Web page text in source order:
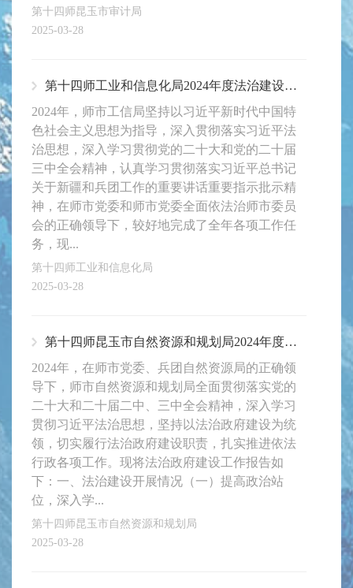
第十四师昆玉市审计局
2025-03-28
第十四师工业和信息化局2024年度法治建设工作报告
2024年，师市工信局坚持以习近平新时代中国特
色社会主义思想为指导，深入贯彻落实习近平法
治思想，深入学习贯彻党的二十大和党的二十届
三中全会精神，认真学习贯彻落实习近平总书记
关于新疆和兵团工作的重要讲话重要指示批示精
神，在师市党委和师市党委全面依法治师市委员
会的正确领导下，较好地完成了全年各项工作任
务，现...
第十四师工业和信息化局
2025-03-28
第十四师昆玉市自然资源和规划局2024年度法治建设年度报告
2024年，在师市党委、兵团自然资源局的正确领
导下，师市自然资源和规划局全面贯彻落实党的
二十大和二十届二中、三中全会精神，深入学习
贯彻习近平法治思想，坚持以法治政府建设为统
领，切实履行法治政府建设职责，扎实推进依法
行政各项工作。现将法治政府建设工作报告如
下：一、法治建设开展情况（一）提高政治站
位，深入学...
第十四师昆玉市自然资源和规划局
2025-03-28